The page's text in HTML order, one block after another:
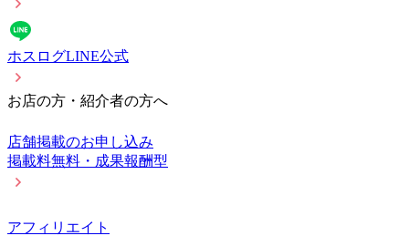
ホスログLINE公式
お店の方・紹介者の方へ
店舗掲載のお申し込み
掲載料無料・成果報酬型
アフィリエイト